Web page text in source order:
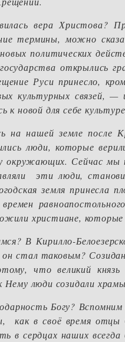
вера Христова?
термины, можно
новых политических
открылись
Руси принесло,
культурных связей,
к новой для себе
на нашей земле после
люди, которые
окружающих. Сейчас
эти люди,
земля принесла
христиане,
В Кирилло-
стал таковым?
что великий
Нему люди созидали
Богу?
в своё время отцы
сердцах наших всегда